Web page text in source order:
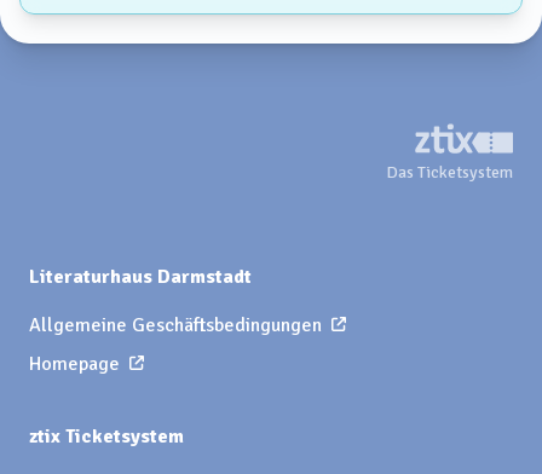
Das Ticketsystem
Literaturhaus Darmstadt
Allgemeine Geschäftsbedingungen
Homepage
ztix Ticketsystem